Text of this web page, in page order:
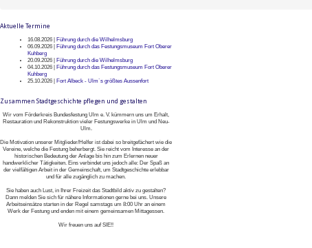
Aktuelle Termine
16.08.2026 |
Führung durch die Wilhelmsburg
06.09.2026 |
Führung durch das Festungsmuseum Fort Oberer
Kuhberg
20.09.2026 |
Führung durch die Wilhelmsburg
04.10.2026 |
Führung durch das Festungsmuseum Fort Oberer
Kuhberg
25.10.2026 |
Fort Albeck - Ulm`s größtes Aussenfort
Zusammen Stadtgeschichte pflegen und gestalten
Wir vom Förderkreis Bundesfestung Ulm e. V. kümmern uns um Erhalt,
Restauration und Rekonstruktion vieler Festungswerke in Ulm und Neu-
Ulm.
Die Motivation unserer Mitglieder/Helfer ist dabei so breitgefächert wie die
Vereine, welche die Festung beherbergt. Sie reicht vom Interesse an der
historischen Bedeutung der Anlage bis hin zum Erlernen neuer
handwerklicher Tätigkeiten. Eins verbindet uns jedoch alle: Der Spaß an
der vielfältigen Arbeit in der Gemeinschaft, um Stadtgeschichte erlebbar
und für alle zugänglich zu machen.
Sie haben auch Lust, in Ihrer Freizeit das Stadtbild aktiv zu gestalten?
Dann melden Sie sich für nähere Informationen gerne bei uns. Unsere
Arbeitseinsätze starten in der Regel samstags um 8:00 Uhr an einem
Werk der Festung und enden mit einem gemeinsamen Mittagessen.
Wir freuen uns auf SIE!!